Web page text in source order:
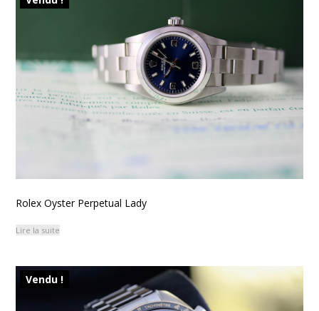
Rolex Oyster Perpetual Lady
Lire la suite
Vendu !